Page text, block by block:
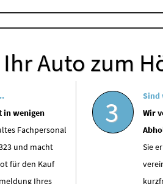
Auto zum
in wenigen
Fachpersonal
und macht
für den Kauf
Ihres
3
Sind
Wir
Sie